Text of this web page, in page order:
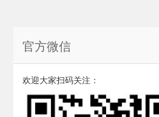
官方微信
欢迎大家扫码关注：